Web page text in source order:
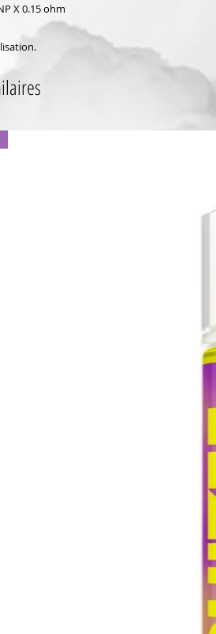
X 0.15 ohm